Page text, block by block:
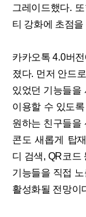
그레이드했다.
티 강화에 초점을
카카오톡 4.0버
졌다. 먼저 안드
있었던 기능들을
이용할 수 있도록
원하는 친구들을
콘도 새롭게 탑
디 검색, QR코드
기능들을 직접
활성화될 전망이